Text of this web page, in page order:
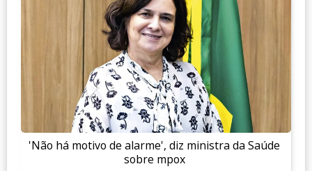
'Não há motivo de alarme', diz ministra da Saúde
sobre mpox